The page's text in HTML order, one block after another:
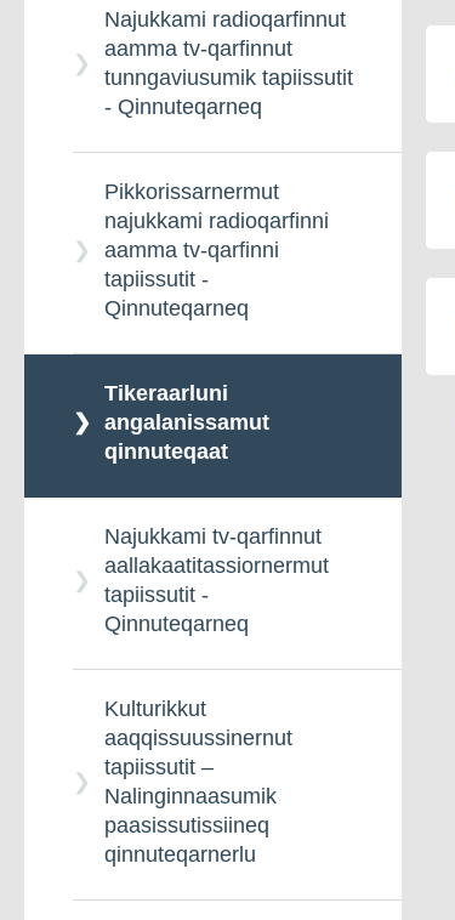
Najukkami radioqarfinnut
aamma tv-qarfinnut
tunngaviusumik tapiissutit
- Qinnuteqarneq
Pikkorissarnermut
najukkami radioqarfinni
aamma tv-qarfinni
tapiissutit -
Qinnuteqarneq
Tikeraarluni
angalanissamut
qinnuteqaat
Najukkami tv-qarfinnut
aallakaatitassiornermut
tapiissutit -
Qinnuteqarneq
Kulturikkut
aaqqissuussinernut
tapiissutit –
Nalinginnaasumik
paasissutissiineq
qinnuteqarnerlu